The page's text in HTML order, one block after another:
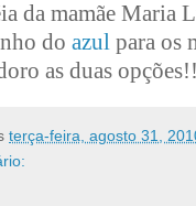
da mamãe Maria
do azul para os
as duas
terça-feira, agosto 31,